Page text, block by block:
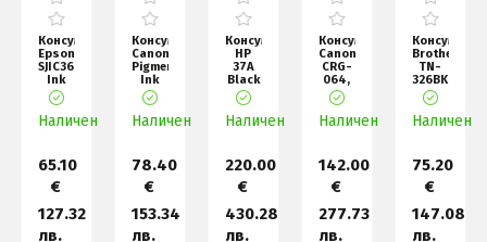
Консуматив
Epson
SJIC36P(M):
Ink
cartridge
for
Col
Наличен
65.10
€
127.32
лв.
Консуматив
Canon
Pigment
Ink
Tank
PFI-
120,
Наличен
78.40
€
153.34
лв.
Консуматив
HP
37A
Black
Original
LaserJet
Toner
Наличен
220.00
€
430.28
лв.
Консуматив
Canon
CRG-
064,
M
Наличен
142.00
€
277.73
лв.
Консуматив
Brother
TN-
326BK
Toner
Cartridge
High Y
Наличен
75.20
€
147.08
лв.